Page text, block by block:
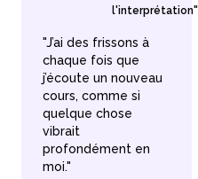
l'interprétation"
"J’ai des frissons à
chaque fois que
j’écoute un nouveau
cours, comme si
quelque chose
vibrait
profondément en
moi."